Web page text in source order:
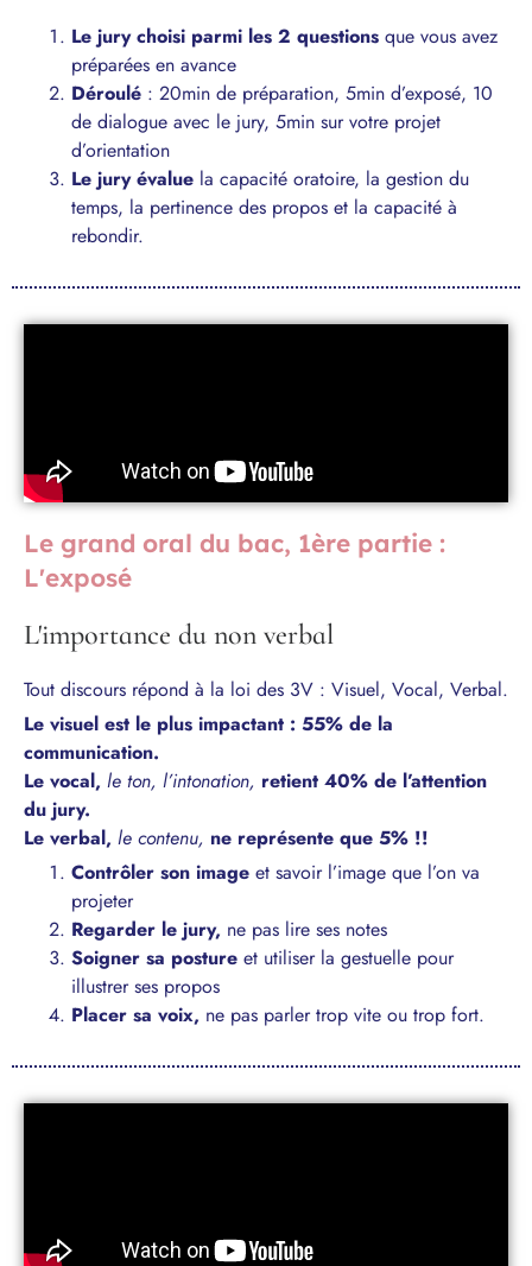
Le jury choisi parmi les 2 questions que vous avez
préparées en avance
Déroulé : 20min de préparation, 5min d’exposé, 10
de dialogue avec le jury, 5min sur votre projet
d’orientation
Le jury évalue la capacité oratoire, la gestion du
temps, la pertinence des propos et la capacité à
rebondir.
Le grand oral du bac, 1ère partie :
L'exposé
L'importance du non verbal
Tout discours répond à la loi des 3V : Visuel, Vocal, Verbal.
Le visuel est le plus impactant : 55% de la
communication.
Le vocal, le ton, l’intonation, retient 40% de l’attention
du jury.
Le verbal, le contenu, ne représente que 5% !!
Contrôler son image et savoir l’image que l’on va
projeter
Regarder le jury, ne pas lire ses notes
Soigner sa posture et utiliser la gestuelle pour
illustrer ses propos
Placer sa voix, ne pas parler trop vite ou trop fort.